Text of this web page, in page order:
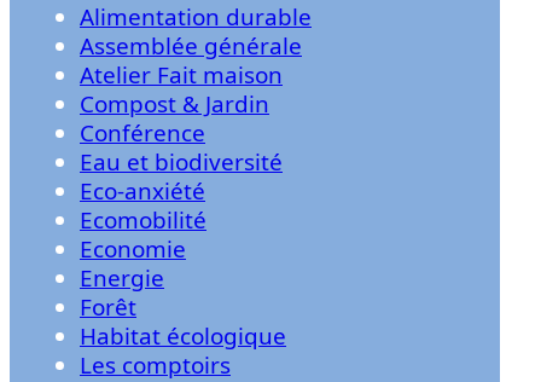
Alimentation durable
Assemblée générale
Atelier Fait maison
Compost & Jardin
Conférence
Eau et biodiversité
Eco-anxiété
Ecomobilité
Economie
Energie
Forêt
Habitat écologique
Les comptoirs